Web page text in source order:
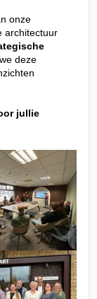
onze
architectuur
deze
jullie